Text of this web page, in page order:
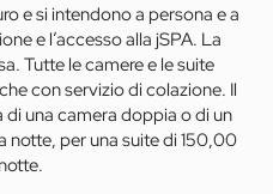
e si intendono a persona e a
e l’accesso alla jSPA. La
Tutte le camere e le suite
con servizio di colazione. Il
una camera doppia o di un
per una suite di 150,00